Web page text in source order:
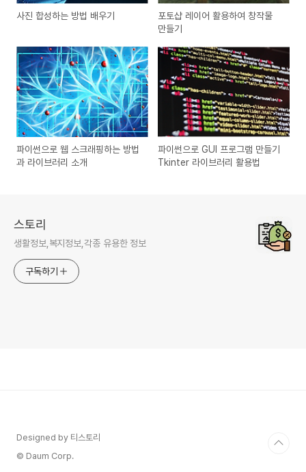
사진 합성하는 방법 배우기
포토샵 레이어 활용하여 창작물
만들기
파이썬으로 웹 스크래핑하는 방법
과 라이브러리 소개
파이썬으로 GUI 프로그램 만들기
Tkinter 라이브러리 활용법
스토리
생활정보,복지정보,각종 유용한 정보
구독하기
Designed by 티스토리
© Daum Corp.